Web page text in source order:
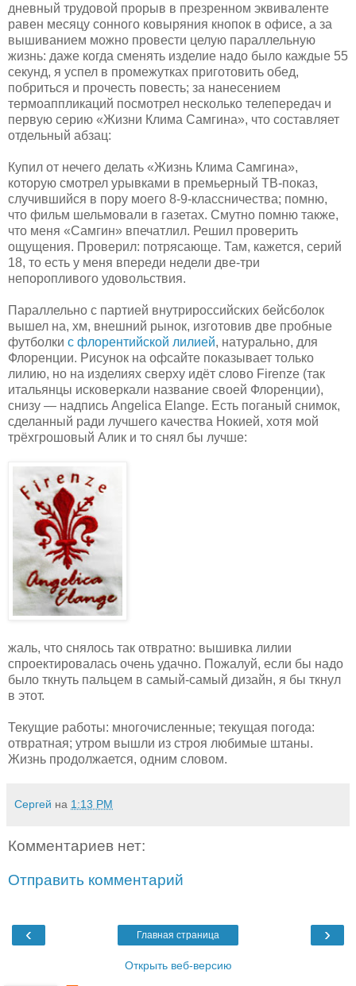
дневный трудовой прорыв в презренном эквиваленте
равен месяцу сонного ковыряния кнопок в офисе, а за
вышиванием можно провести целую параллельную
жизнь: даже когда сменять изделие надо было каждые 55
секунд, я успел в промежутках приготовить обед,
побриться и прочесть повесть; за нанесением
термоаппликаций посмотрел несколько телепередач и
первую серию «Жизни Клима Самгина», что составляет
отдельный абзац:
Купил от нечего делать «Жизнь Клима Самгина»,
которую смотрел урывками в премьерный ТВ-показ,
случившийся в пору моего 8-9-классничества; помню,
что фильм шельмовали в газетах. Смутно помню также,
что меня «Самгин» впечатлил. Решил проверить
ощущения. Проверил: потрясающе. Там, кажется, серий
18, то есть у меня впереди недели две-три
непоропливого удовольствия.
Параллельно с партией внутрироссийских бейсболок
вышел на, хм, внешний рынок, изготовив две пробные
футболки с флорентийской лилией, натурально, для
Флоренции. Рисунок на офсайте показывает только
лилию, но на изделиях сверху идёт слово Firenze (так
итальянцы исковеркали название своей Флоренции),
снизу — надпись Angelica Elange. Есть поганый снимок,
сделанный ради лучшего качества Нокией, хотя мой
трёхгрошовый Алик и то снял бы лучше:
жаль, что снялось так отвратно: вышивка лилии
спроектировалась очень удачно. Пожалуй, если бы надо
было ткнуть пальцем в самый-самый дизайн, я бы ткнул
в этот.
Текущие работы: многочисленные; текущая погода:
отвратная; утром вышли из строя любимые штаны.
Жизнь продолжается, одним словом.
Сергей на 1:13 PM
Комментариев нет:
Отправить комментарий
‹ ›
Главная страница
Открыть веб-версию